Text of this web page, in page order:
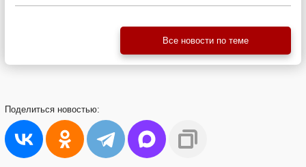
Все новости по теме
Поделиться новостью: